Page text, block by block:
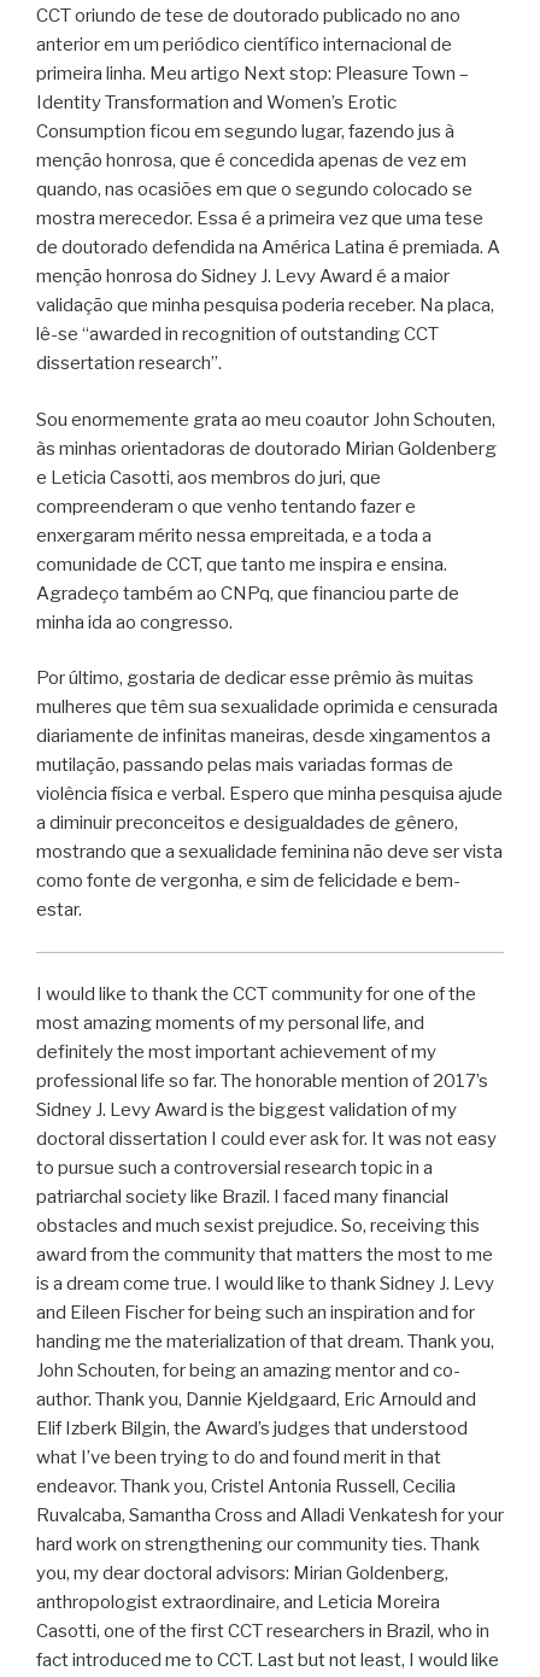
CCT oriundo de tese de doutorado publicado no ano
anterior em um periódico científico internacional de
primeira linha. Meu artigo Next stop: Pleasure Town –
Identity Transformation and Women’s Erotic
Consumption ficou em segundo lugar, fazendo jus à
menção honrosa, que é concedida apenas de vez em
quando, nas ocasiões em que o segundo colocado se
mostra merecedor. Essa é a primeira vez que uma tese
de doutorado defendida na América Latina é premiada. A
menção honrosa do Sidney J. Levy Award é a maior
validação que minha pesquisa poderia receber. Na placa,
lê-se “awarded in recognition of outstanding CCT
dissertation research”.
Sou enormemente grata ao meu coautor John Schouten,
às minhas orientadoras de doutorado Mirian Goldenberg
e Leticia Casotti, aos membros do juri, que
compreenderam o que venho tentando fazer e
enxergaram mérito nessa empreitada, e a toda a
comunidade de CCT, que tanto me inspira e ensina.
Agradeço também ao CNPq, que financiou parte de
minha ida ao congresso.
Por último, gostaria de dedicar esse prêmio às muitas
mulheres que têm sua sexualidade oprimida e censurada
diariamente de infinitas maneiras, desde xingamentos a
mutilação, passando pelas mais variadas formas de
violência física e verbal. Espero que minha pesquisa ajude
a diminuir preconceitos e desigualdades de gênero,
mostrando que a sexualidade feminina não deve ser vista
como fonte de vergonha, e sim de felicidade e bem-
estar.
I would like to thank the CCT community for one of the
most amazing moments of my personal life, and
definitely the most important achievement of my
professional life so far. The honorable mention of 2017’s
Sidney J. Levy Award is the biggest validation of my
doctoral dissertation I could ever ask for. It was not easy
to pursue such a controversial research topic in a
patriarchal society like Brazil. I faced many financial
obstacles and much sexist prejudice. So, receiving this
award from the community that matters the most to me
is a dream come true. I would like to thank Sidney J. Levy
and Eileen Fischer for being such an inspiration and for
handing me the materialization of that dream. Thank you,
John Schouten, for being an amazing mentor and co-
author. Thank you, Dannie Kjeldgaard, Eric Arnould and
Elif Izberk Bilgin, the Award’s judges that understood
what I’ve been trying to do and found merit in that
endeavor. Thank you, Cristel Antonia Russell, Cecilia
Ruvalcaba, Samantha Cross and Alladi Venkatesh for your
hard work on strengthening our community ties. Thank
you, my dear doctoral advisors: Mirian Goldenberg,
anthropologist extraordinaire, and Leticia Moreira
Casotti, one of the first CCT researchers in Brazil, who in
fact introduced me to CCT. Last but not least, I would like